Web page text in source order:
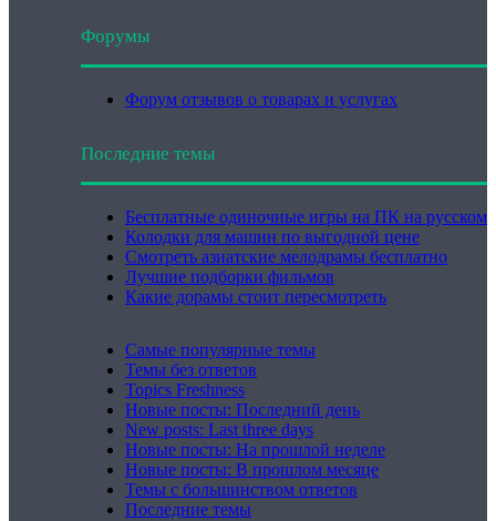
Форумы
Форум отзывов о товарах и услугах
Последние темы
Бесплатные одиночные игры на ПК на русском
Колодки для машин по выгодной цене
Смотреть азиатские мелодрамы бесплатно
Лучшие подборки фильмов
Какие дорамы стоит пересмотреть
Самые популярные темы
Темы без ответов
Topics Freshness
Новые посты: Последний день
New posts: Last three days
Новые посты: На прошлой неделе
Новые посты: В прошлом месяце
Темы с большинством ответов
Последние темы